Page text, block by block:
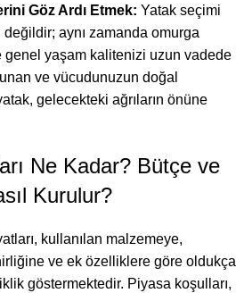
Göz Ardı Etmek: Yatak seçimi
aynı zamanda omurga
genel yaşam kalitenizi uzun vadede
ve vücudunuzun doğal
gelecekteki ağrıların önüne
Ne Kadar? Bütçe ve
Kurulur?
kullanılan malzemeye,
ve ek özelliklere göre oldukça
göstermektedir. Piyasa koşulları,